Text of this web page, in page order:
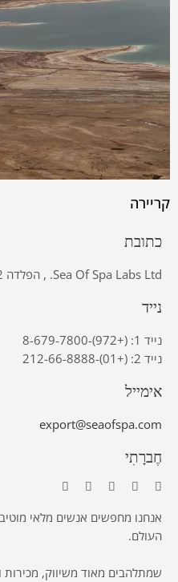
קריירה
כתובת
Sea Of Spa Labs Ltd. , הפלדה 22 ערד 8909240 ישראל
נייד
נייד 1: (+972)-8-679-7800
נייד 2: (+01)-212-66-8888
אימייל
export@seaofspa.com
חֶברָתִי
אנחנו מחפשים אנשים מלאי
העולם.
שמתלהבים מאוד משיווק, מכירות